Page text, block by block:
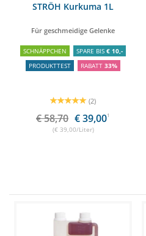
STRÖH Kurkuma 1L
Für geschmeidige Gelenke
SCHNÄPPCHEN SPARE BIS € 10,-
PRODUKTTEST
RABATT 33%
(2)
€ 58,70 € 39,001
(€ 39,00/Liter)